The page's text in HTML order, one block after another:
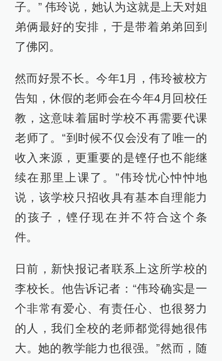
子。” 伟玲说，她认为这就是上天对姐
弟俩最好的安排，于是带着弟弟回到
了佛冈。
然而好景不长。今年1月，伟玲被校方
告知，休假的老师会在今年4月回校任
教，这意味着届时学校不再需要代课
老师了。“到时候不仅会没有了唯一的
收入来源，更重要的是铿仔也不能继
续在那里上课了。”伟玲忧心忡忡地
说，该学校只招收具有基本自理能力
的孩子，铿仔现在并不符合这个条
件。
日前，新快报记者联系上这所学校的
李校长。他告诉记者：“伟玲确实是一
个非常有爱心、有责任心、也很努力
的人，我们全校的老师都觉得她很伟
大。她的教学能力也很强。”然而，随